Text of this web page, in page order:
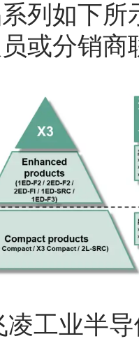
列如下
或分销商
凌工业半